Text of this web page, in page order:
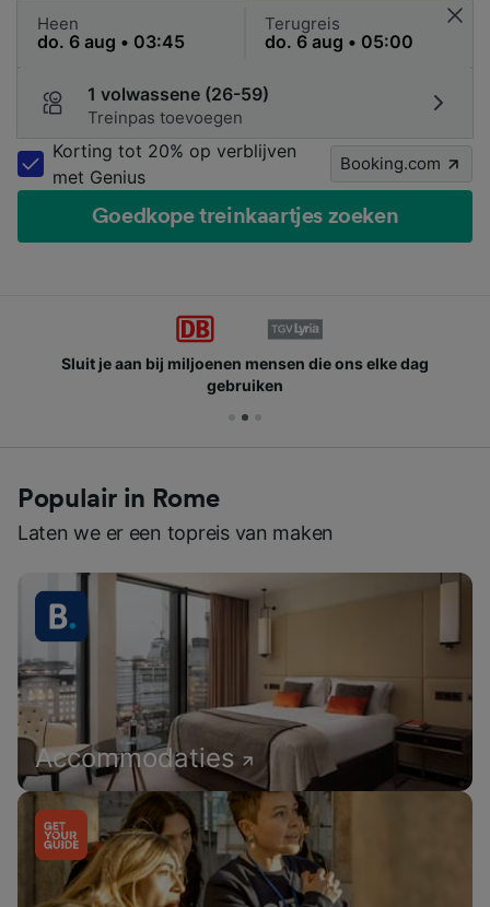
Heen Terugreis
1 volwassene (26-59)
Treinpas toevoegen
Korting tot 20% op verblijven
met Genius
Booking.com
Goedkope treinkaartjes zoeken
Sluit je aan bij miljoenen mensen die ons elke dag
gebruiken
Populair in Rome
Laten we er een topreis van maken
Accommodaties